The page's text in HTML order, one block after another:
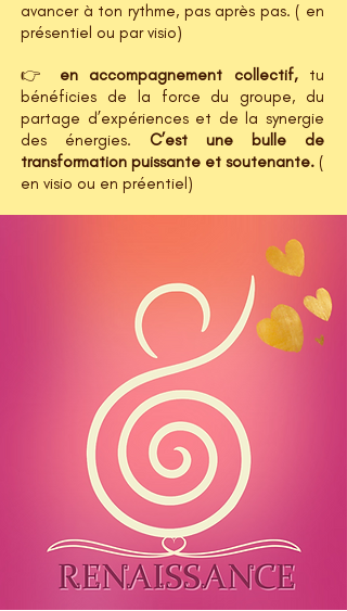
avancer à ton rythme, pas après pas. ( en
présentiel ou par visio)
👉 en accompagnement collectif,tu
bénéficies de la force du groupe, du
partage d’expériences et de la synergie
des énergies. C’est une bulle de
transformation puissante et soutenante. (
en visio ou en préentiel)